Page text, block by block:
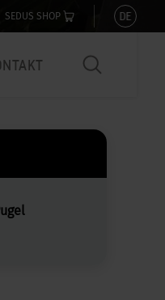
SEDUS SHOP DE